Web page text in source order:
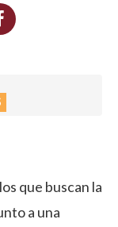
que buscan la
a una